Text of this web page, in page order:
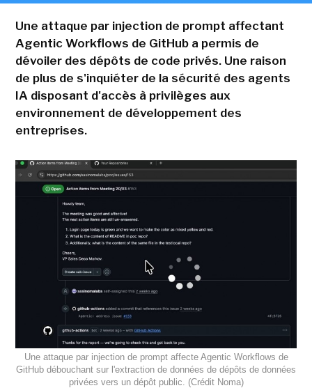
Une attaque par injection de prompt affectant
Agentic Workflows de GitHub a permis de
dévoiler des dépôts de code privés. Une raison
de plus de s'inquiéter de la sécurité des agents
IA disposant d'accès à privilèges aux
environnement de développement des
entreprises.
Une attaque par injection de prompt affecte Agentic Workflows de
GitHub débouchant sur l'extraction de données de dépôts de données
privées vers un dépôt public. (Crédit Noma)